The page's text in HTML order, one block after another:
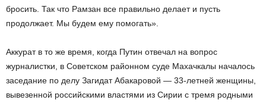
бросить. Так что Рамзан все правильно делает и пусть
продолжает. Мы будем ему помогать».
Аккурат в то же время, когда Путин отвечал на вопрос
журналистки, в Советском районном суде Махачкалы началось
заседание по делу Загидат Абакаровой — 33-летней женщины,
вывезенной российскими властями из Сирии с тремя родными